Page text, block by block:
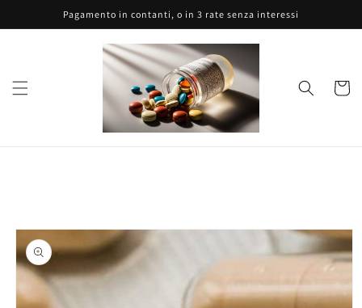
direttamente
ai contenuti
Pagamento in contanti, o in 3 rate senza interessi
Carrello
Passa alle
informazioni
sul prodotto